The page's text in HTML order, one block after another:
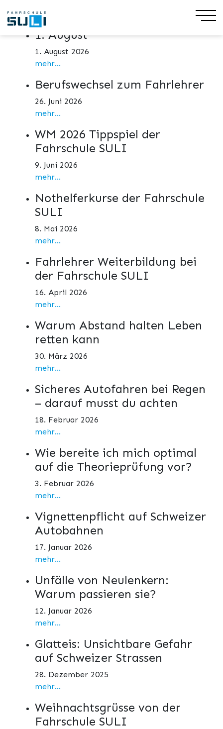
Aktuelles
1. August
1. August 2026
mehr...
Berufswechsel zum Fahrlehrer
26. Juni 2026
mehr...
WM 2026 Tippspiel der
Fahrschule SULI
9. Juni 2026
mehr...
Nothelferkurse der Fahrschule
SULI
8. Mai 2026
mehr...
Fahrlehrer Weiterbildung bei
der Fahrschule SULI
16. April 2026
mehr...
Warum Abstand halten Leben
retten kann
30. März 2026
mehr...
Sicheres Autofahren bei Regen
– darauf musst du achten
18. Februar 2026
mehr...
Wie bereite ich mich optimal
auf die Theorieprüfung vor?
3. Februar 2026
mehr...
Vignettenpflicht auf Schweizer
Autobahnen
17. Januar 2026
mehr...
Unfälle von Neulenkern:
Warum passieren sie?
12. Januar 2026
mehr...
Glatteis: Unsichtbare Gefahr
auf Schweizer Strassen
28. Dezember 2025
mehr...
Weihnachtsgrüsse von der
Fahrschule SULI